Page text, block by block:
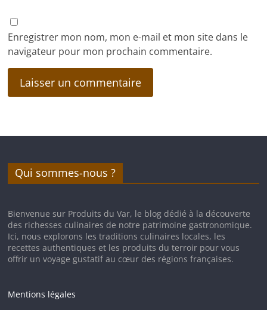
Enregistrer mon nom, mon e-mail et mon site dans le
navigateur pour mon prochain commentaire.
Qui sommes-nous ?
Bienvenue sur Produits du Var, le blog dédié à la découverte
des richesses culinaires de notre patrimoine gastronomique.
Ici, nous explorons les traditions culinaires locales, les
recettes authentiques et les produits du terroir pour vous
offrir un voyage gustatif au cœur des régions françaises.
Mentions légales